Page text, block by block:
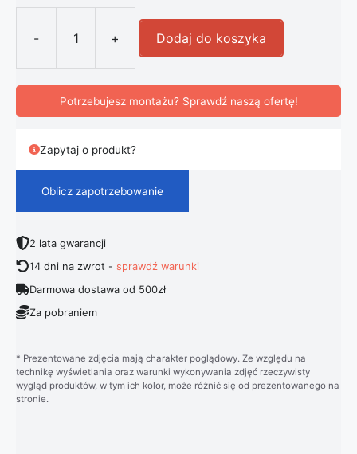
-
ilość Żyrandol LED FLOS My Lines
+ Dodaj do koszyka
Potrzebujesz montażu? Sprawdź naszą ofertę!
Zapytaj o produkt?
Oblicz zapotrzebowanie
2 lata gwarancji
14 dni na zwrot -sprawdź warunki
Darmowa dostawa od 500zł
Za pobraniem
* Prezentowane zdjęcia mają charakter poglądowy. Ze względu na
technikę wyświetlania oraz warunki wykonywania zdjęć rzeczywisty
wygląd produktów, w tym ich kolor, może różnić się od prezentowanego na
stronie.